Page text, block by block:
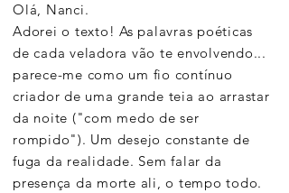
Olá, Nanci.
Adorei o texto! As palavras poéticas
de cada veladora vão te envolvendo...
parece-me como um fio contínuo
criador de uma grande teia ao arrastar
da noite ("com medo de ser
rompido"). Um desejo constante de
fuga da realidade. Sem falar da
presença da morte ali, o tempo todo.